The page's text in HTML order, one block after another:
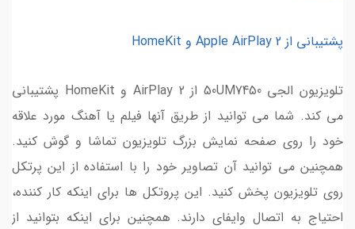
پشتیبانی از Apple AirPlay 2 و HomeKit
تلویزیون الجی 50UM7450 از AirPlay 2 و HomeKit پشتیبانی
می کند. شما می توانید از طریق آنها فیلم یا آهنگ مورد علاقه
خود را روی صفحه نمایش بزرگ تلویزیون تماشا و گوش کنید.
همچنین می توانید آن تصاویر خود را با استفاده از این پرتکل
روی تلویزیون پخش کنید. این پروتکل ها برای اینکه کار کننده،
احتیاج به اتصال وایفای دارند. همچنین برای اینکه بتوانید از